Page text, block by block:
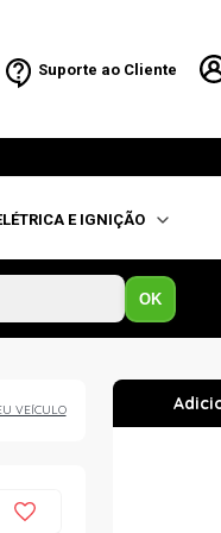
Suporte ao Cliente
E IGNIÇÃO
OK
VEÍCULO